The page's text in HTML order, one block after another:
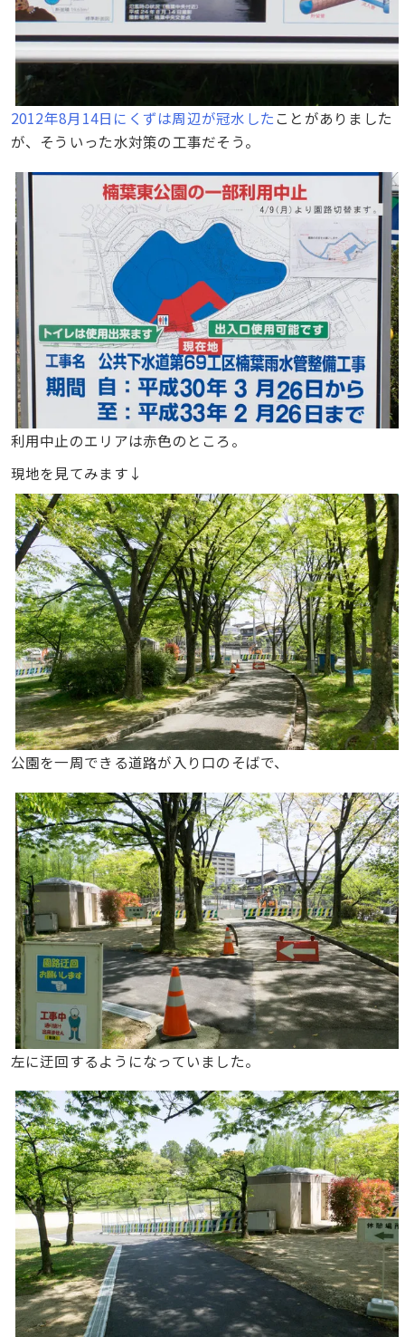
2012年8月14日にくずは周辺が冠水した ことがありました
が、そういった水対策の工事だそう。
利用中止のエリアは赤色のところ。
現地を見てみます↓
公園を一周できる道路が入り口のそばで、
左に迂回するようになっていました。